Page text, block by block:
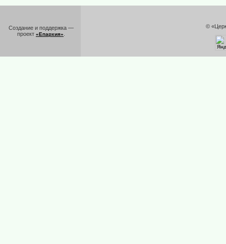
Создание и поддержка —
проект «Епархия»
©